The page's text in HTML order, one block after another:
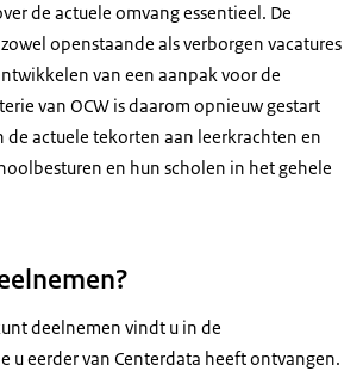
de actuele omvang essentieel. De
openstaande als verborgen vacatures
van een aanpak voor de
van OCW is daarom opnieuw gestart
de actuele tekorten aan leerkrachten en
en hun scholen in het gehele
deelnemen vindt u in de
u eerder van Centerdata heeft ontvangen.